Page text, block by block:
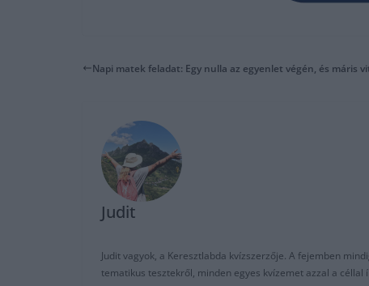
Napi matek feladat: Egy nulla az egyenlet végén, és máris
Judit
Judit vagyok, a Keresztlabda kvízszerzője. A fejemben
tematikus tesztekről, minden egyes kvízemet azzal a